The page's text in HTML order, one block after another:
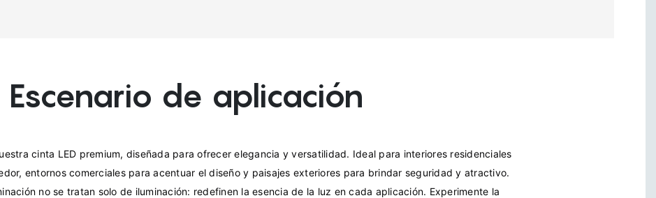
Escenario de aplicación
cinta LED premium, diseñada para ofrecer elegancia y versatilidad. Ideal para interiores residenciales
entornos comerciales para acentuar el diseño y paisajes exteriores para brindar seguridad y atractivo.
no se tratan solo de iluminación: redefinen la esencia de la luz en cada aplicación. Experimente la